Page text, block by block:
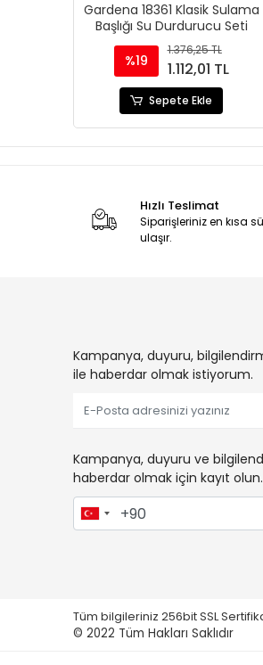
Gardena 18361 Klasik Sulama
Başlığı Su Durdurucu Seti
%19
1.376,25 TL
1.112,01 TL
Sepete Ekle
Hızlı Teslimat
Siparişleriniz en kısa
ulaşır.
Kampanya, duyuru,
ile haberdar olmak istiyorum.
Kampanya, duyuru ve
haberdar olmak için kayıt olun.
Tüm bilgileriniz 256bit SSL
© 2022 Tüm Hakları Saklıdır